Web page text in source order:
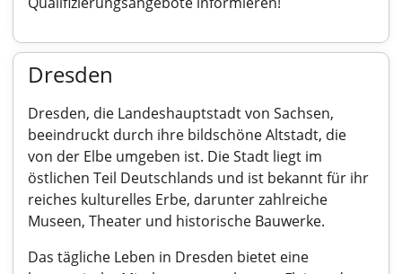
Dresden
Dresden, die Landeshauptstadt von Sachsen,
beeindruckt durch ihre bildschöne Altstadt, die
von der Elbe umgeben ist. Die Stadt liegt im
östlichen Teil Deutschlands und ist bekannt für ihr
reiches kulturelles Erbe, darunter zahlreiche
Museen, Theater und historische Bauwerke.
Das tägliche Leben in Dresden bietet eine